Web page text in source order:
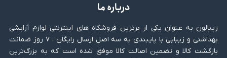
درباره ما
زیبالون به عنوان یکی از برترین فروشگاه های اینترنتی لوازم آرایشی
بهداشتی و زیبایی با پایبندی به سه اصل ارسال رایگان ، ۷ روز ضمانت
بازگشت کالا و تضمین اصالت کالا موفق شده است که به بزرگ‌ترین